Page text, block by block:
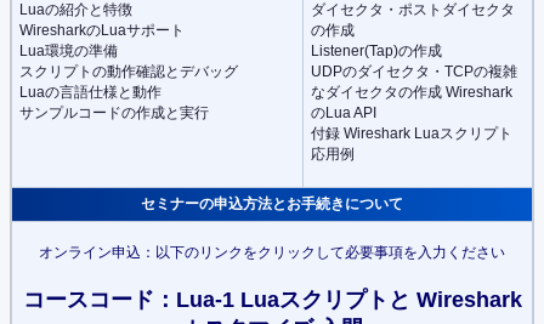
Luaの紹介と特徴
WiresharkのLuaサポート
Lua環境の準備
スクリプトの動作確認とデバッグ
Luaの言語仕様と動作
サンプルコードの作成と実行
ダイセクタ・ポストダイセクタ
の作成
Listener(Tap)の作成
UDPのダイセクタ・TCPの複雑
なダイセクタの作成 Wireshark
のLua API
付録 Wireshark Luaスクリプト
応用例
セミナーの申込方法とお手続きについて
オンライン申込：以下のリンクをクリックして必要事項を入力ください
コースコード：Lua-1 Luaスクリプトと Wireshark